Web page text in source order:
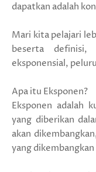
dapatkan adalah
Mari kita pelajari
beserta definisi,
eksponensial,
Apa itu Eksponen?
Eksponen adalah
yang diberikan
akan
yang